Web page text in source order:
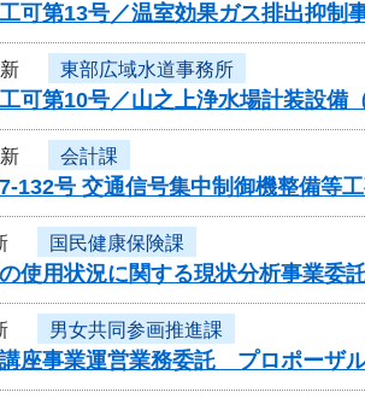
工可第13号／温室効果ガス排出抑
東部広域水道事務所
工可第10号／山之上浄水場計装設備
会計課
7-132号 交通信号集中制御機整備等
国民健康保険課
使用状況に関する現状分析事業委
男女共同参画推進課
座事業運営業務委託 プロポーザル